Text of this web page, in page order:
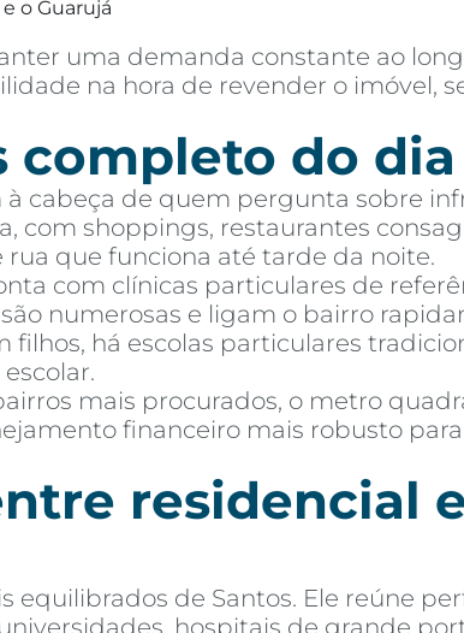
o Guarujá
uma demanda constante ao
na hora de revender o imóvel,
completo do
cabeça de quem pergunta sobre
com shoppings, restaurantes
que funciona até tarde da noite.
com clínicas particulares de
numerosas e ligam o bairro
filhos, há escolas particulares
mais procurados, o metro
financeiro mais robusto
residencial
equilibrados de Santos. Ele reúne
hospitais de grande